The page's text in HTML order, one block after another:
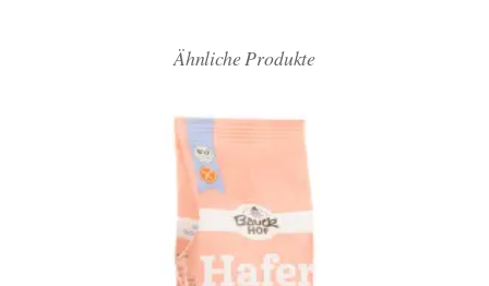
Ähnliche Produkte